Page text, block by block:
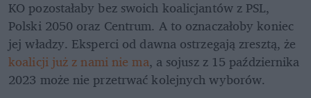
KO pozostałaby bez swoich koalicjantów z PSL,
Polski 2050 oraz Centrum. A to oznaczałoby koniec
koalicji już z nami nie ma, a sojusz z 15 października
2023 może nie przetrwać kolejnych wyborów.